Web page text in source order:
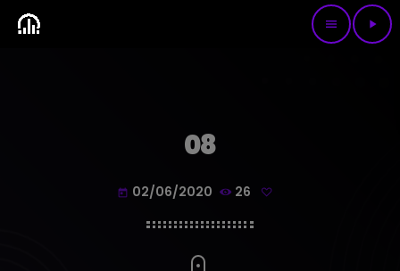
menu play_arrow
08
today 02/06/2020 26